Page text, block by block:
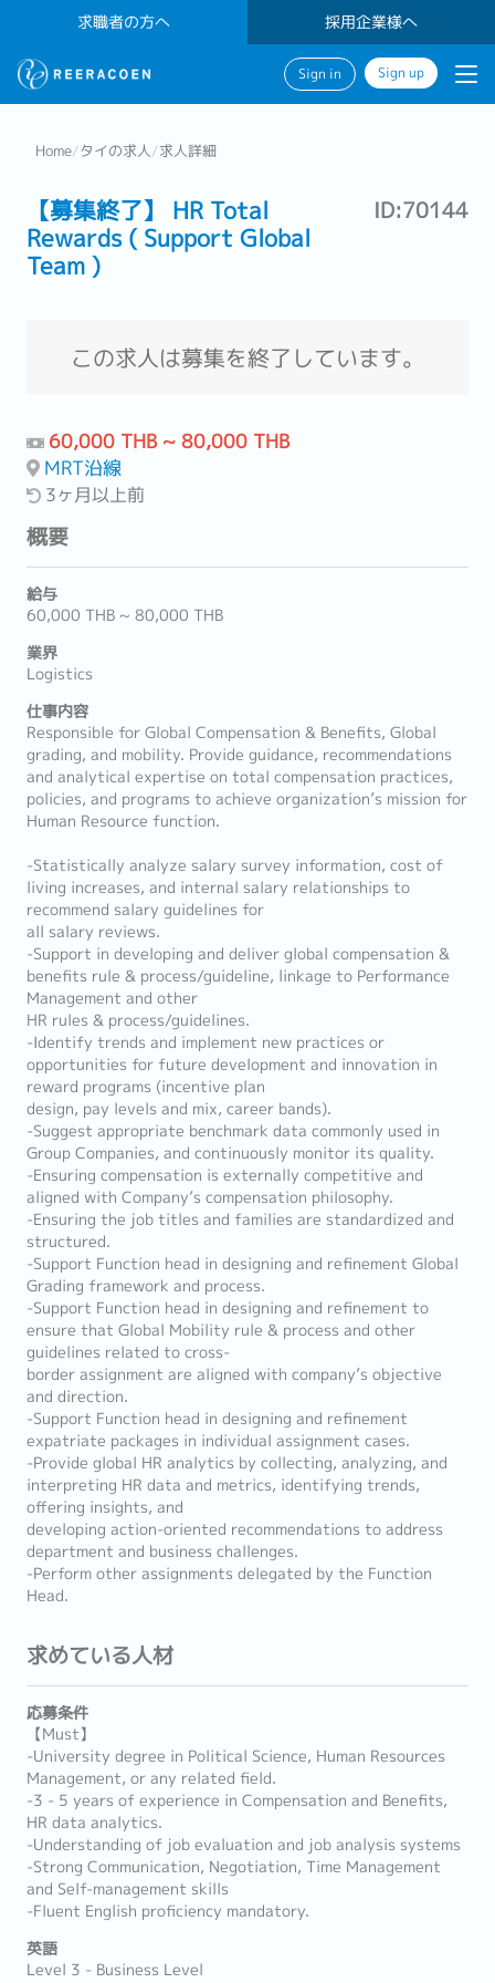
求職者の方へ 採用企業様へ
Sign in Sign up
Home/タイの求人/求人詳細
【募集終了】 HR Total
Rewards ( Support Global
Team )
ID:70144
この求人は募集を終了しています。
60,000 THB ~ 80,000 THB
MRT沿線
3ヶ月以上前
概要
給与
60,000 THB ~ 80,000 THB
業界
Logistics
仕事内容
Responsible for Global Compensation & Benefits, Global
grading, and mobility. Provide guidance, recommendations
and analytical expertise on total compensation practices,
policies, and programs to achieve organization’s mission for
Human Resource function.
-Statistically analyze salary survey information, cost of
living increases, and internal salary relationships to
recommend salary guidelines for
all salary reviews.
-Support in developing and deliver global compensation &
benefits rule & process/guideline, linkage to Performance
Management and other
HR rules & process/guidelines.
-Identify trends and implement new practices or
opportunities for future development and innovation in
reward programs (incentive plan
design, pay levels and mix, career bands).
-Suggest appropriate benchmark data commonly used in
Group Companies, and continuously monitor its quality.
-Ensuring compensation is externally competitive and
aligned with Company’s compensation philosophy.
-Ensuring the job titles and families are standardized and
structured.
-Support Function head in designing and refinement Global
Grading framework and process.
-Support Function head in designing and refinement to
ensure that Global Mobility rule & process and other
guidelines related to cross-
border assignment are aligned with company’s objective
and direction.
-Support Function head in designing and refinement
expatriate packages in individual assignment cases.
-Provide global HR analytics by collecting, analyzing, and
interpreting HR data and metrics, identifying trends,
offering insights, and
developing action-oriented recommendations to address
department and business challenges.
-Perform other assignments delegated by the Function
Head.
求めている人材
応募条件
【Must】
-University degree in Political Science, Human Resources
Management, or any related field.
-3 - 5 years of experience in Compensation and Benefits,
HR data analytics.
-Understanding of job evaluation and job analysis systems
-Strong Communication, Negotiation, Time Management
and Self-management skills
-Fluent English proficiency mandatory.
英語
Level 3 - Business Level